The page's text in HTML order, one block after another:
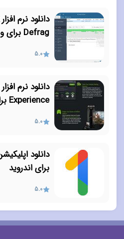
Defrag برای ویندوز
5.0
Experience برای ویندوز
5.0
برای اندروید
5.0